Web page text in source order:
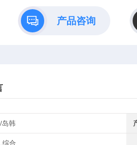
产品咨询
岛韩
综合